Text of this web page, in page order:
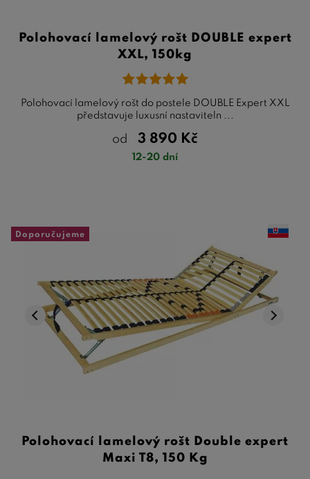
Polohovací lamelový rošt DOUBLE expert
XXL, 150kg
Polohovací lamelový rošt do postele DOUBLE Expert XXL
představuje luxusní nastaviteln ...
od 3 890 Kč
12-20 dní
Doporučujeme
Polohovací lamelový rošt Double expert
Maxi T8, 150 Kg